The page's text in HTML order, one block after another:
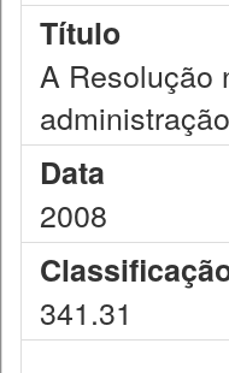
Título
A Resolução
Data
2008
341.31